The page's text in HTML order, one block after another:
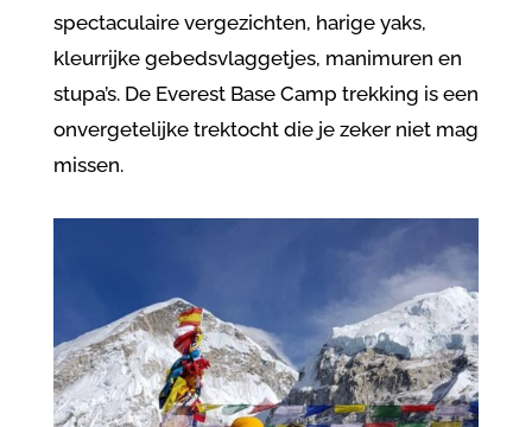
spectaculaire vergezichten, harige yaks,
kleurrijke gebedsvlaggetjes, manimuren en
stupa’s. De Everest Base Camp trekking is een
onvergetelijke trektocht die je zeker niet mag
missen.